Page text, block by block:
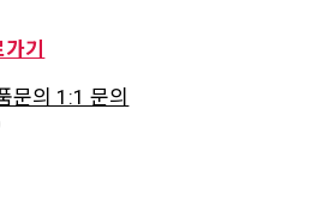
기
문의 1:1 문의